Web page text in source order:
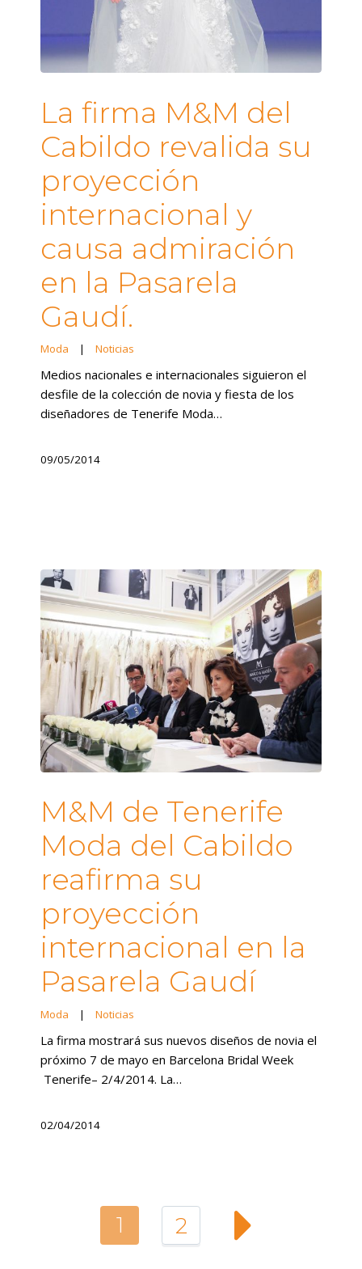
La firma M&M del
Cabildo revalida su
proyección
internacional y
causa admiración
en la Pasarela
Gaudí.
Moda | Noticias
Medios nacionales e internacionales siguieron el
desfile de la colección de novia y fiesta de los
diseñadores de Tenerife Moda…
09/05/2014
M&M de Tenerife
Moda del Cabildo
reafirma su
proyección
internacional en la
Pasarela Gaudí
Moda | Noticias
La firma mostrará sus nuevos diseños de novia el
próximo 7 de mayo en Barcelona Bridal Week
Tenerife– 2/4/2014. La…
02/04/2014
1 2